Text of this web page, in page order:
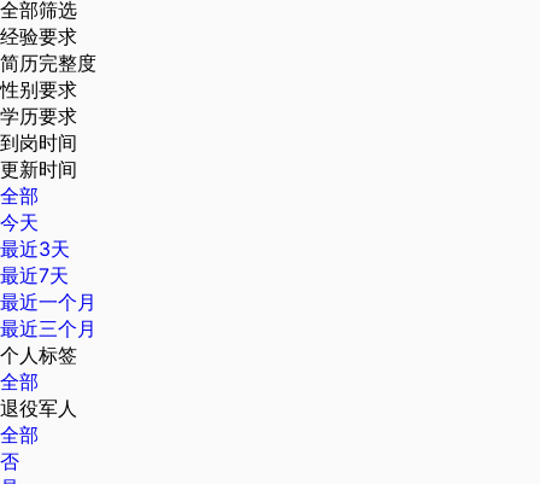
全部筛选
经验要求
简历完整度
性别要求
学历要求
到岗时间
更新时间
全部
今天
最近3天
最近7天
最近一个月
最近三个月
个人标签
全部
退役军人
全部
否